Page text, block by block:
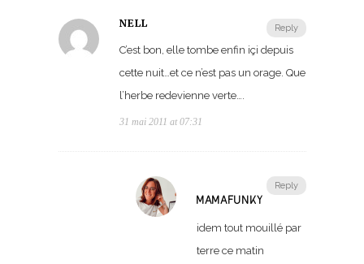
Reply
NELL
C’est bon, elle tombe enfin içi depuis
cette nuit…et ce n’est pas un orage. Que
l’herbe redevienne verte….
31 mai 2011 at 07:31
Reply
MAMAFUNKY
idem tout mouillé par
terre ce matin